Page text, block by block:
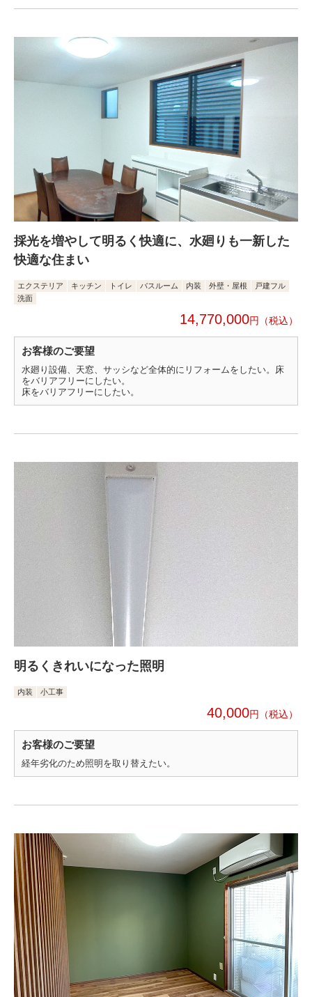
採光を増やして明るく快適に、水廻りも一新した
快適な住まい
エクステリア キッチン トイレ バスルーム 内装 外壁・屋根
戸建フル
洗面
14,770,000円
お客様のご要望
水廻り設備、天窓、サッシなど全体的にリフォームをしたい。床
をバリアフリーにしたい。
床をバリアフリーにしたい。
明るくきれいになった照明
内装 小工事
40,000円
お客様のご要望
経年劣化のため照明を取り替えたい。